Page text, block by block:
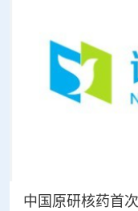
中国原研核药首